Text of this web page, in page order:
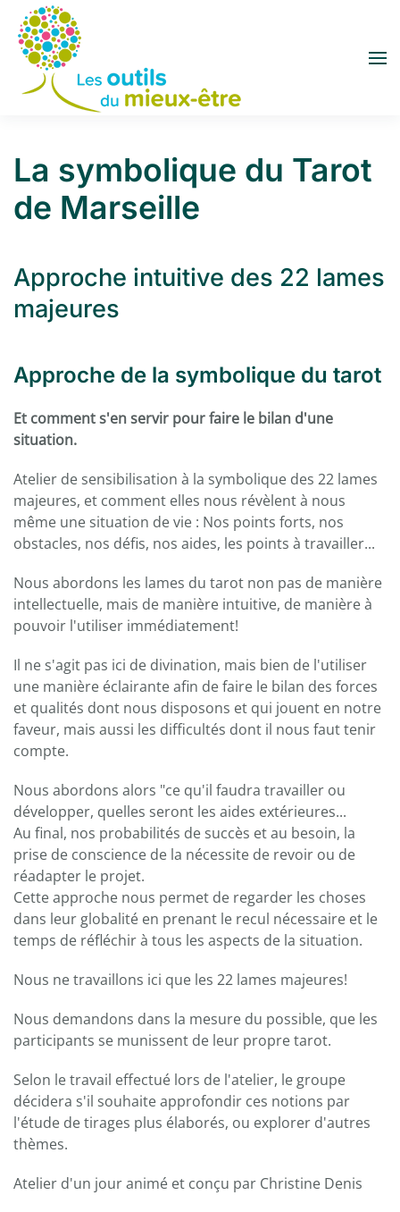
Accéder au contenu principal
La symbolique du Tarot
de Marseille
Approche intuitive des 22 lames
majeures
Approche de la symbolique du tarot
Et comment s'en servir pour faire le bilan d'une
situation.
Atelier de sensibilisation à la symbolique des 22 lames
majeures, et comment elles nous révèlent à nous
même une situation de vie : Nos points forts, nos
obstacles, nos défis, nos aides, les points à travailler...
Nous abordons les lames du tarot non pas de manière
intellectuelle, mais de manière intuitive, de manière à
pouvoir l'utiliser immédiatement!
Il ne s'agit pas ici de divination, mais bien de l'utiliser
une manière éclairante afin de faire le bilan des forces
et qualités dont nous disposons et qui jouent en notre
faveur, mais aussi les difficultés dont il nous faut tenir
compte.
Nous abordons alors "ce qu'il faudra travailler ou
développer, quelles seront les aides extérieures...
Au final, nos probabilités de succès et au besoin, la
prise de conscience de la nécessite de revoir ou de
réadapter le projet.
Cette approche nous permet de regarder les choses
dans leur globalité en prenant le recul nécessaire et le
temps de réfléchir à tous les aspects de la situation.
Nous ne travaillons ici que les 22 lames majeures!
Nous demandons dans la mesure du possible, que les
participants se munissent de leur propre tarot.
Selon le travail effectué lors de l'atelier, le groupe
décidera s'il souhaite approfondir ces notions par
l'étude de tirages plus élaborés, ou explorer d'autres
thèmes.
Atelier d'un jour animé et conçu par Christine Denis